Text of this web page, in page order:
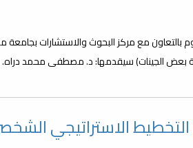
بالتعاون مع مركز البحوث والاستشارات
الاستراتيجي